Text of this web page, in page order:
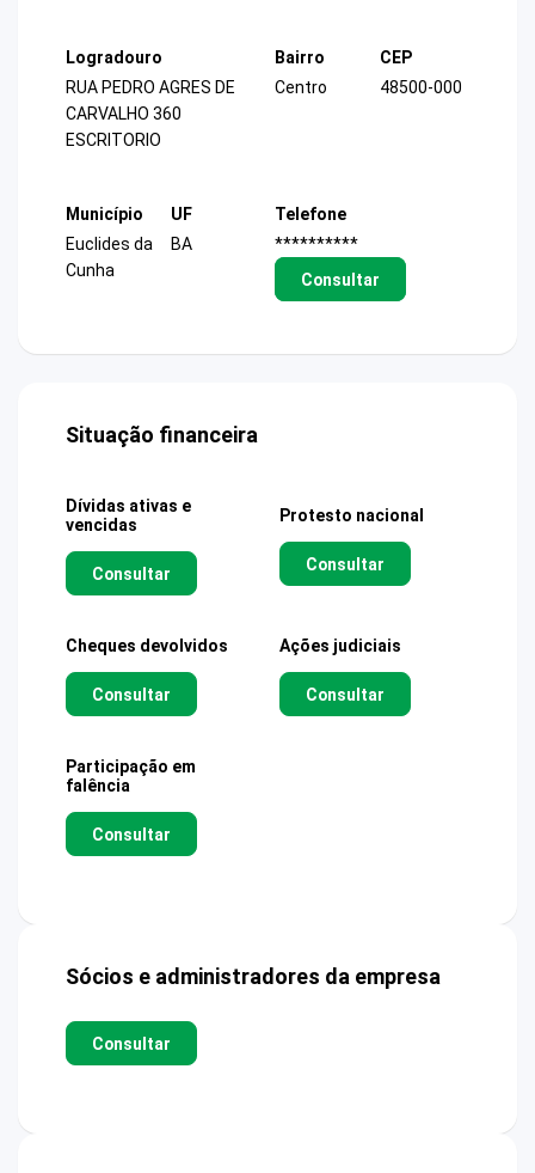
Logradouro
RUA PEDRO AGRES DE
CARVALHO 360
ESCRITORIO
Bairro
Centro
CEP
48500-000
Município
Euclides da
Cunha
UF
BA
Telefone
**********
Consultar
Situação financeira
Dívidas ativas e
vencidas
Consultar
Protesto nacional
Consultar
Cheques devolvidos
Consultar
Ações judiciais
Consultar
Participação em
falência
Consultar
Sócios e administradores da empresa
Consultar